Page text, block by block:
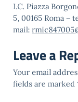
I.C. Piazza
5, 00165 Roma –
mail:
Leave a
Your email
fields are marked